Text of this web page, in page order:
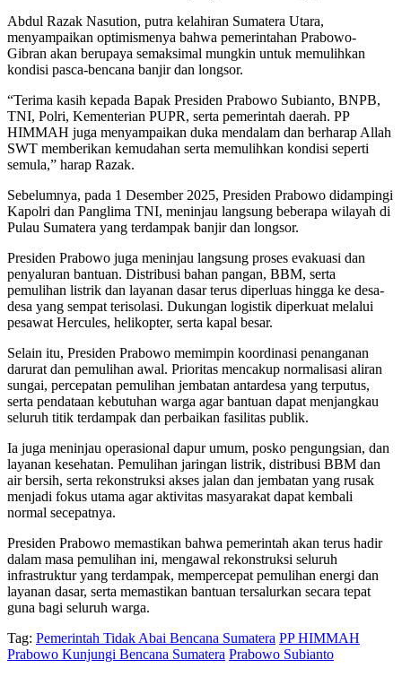
Abdul Razak Nasution, putra kelahiran Sumatera Utara,
menyampaikan optimismenya bahwa pemerintahan Prabowo-
Gibran akan berupaya semaksimal mungkin untuk memulihkan
kondisi pasca-bencana banjir dan longsor.
“Terima kasih kepada Bapak Presiden Prabowo Subianto, BNPB,
TNI, Polri, Kementerian PUPR, serta pemerintah daerah. PP
HIMMAH juga menyampaikan duka mendalam dan berharap Allah
SWT memberikan kemudahan serta memulihkan kondisi seperti
semula,” harap Razak.
Sebelumnya, pada 1 Desember 2025, Presiden Prabowo didampingi
Kapolri dan Panglima TNI, meninjau langsung beberapa wilayah di
Pulau Sumatera yang terdampak banjir dan longsor.
Presiden Prabowo juga meninjau langsung proses evakuasi dan
penyaluran bantuan. Distribusi bahan pangan, BBM, serta
pemulihan listrik dan layanan dasar terus diperluas hingga ke desa-
desa yang sempat terisolasi. Dukungan logistik diperkuat melalui
pesawat Hercules, helikopter, serta kapal besar.
Selain itu, Presiden Prabowo memimpin koordinasi penanganan
darurat dan pemulihan awal. Prioritas mencakup normalisasi aliran
sungai, percepatan pemulihan jembatan antardesa yang terputus,
serta pendataan kebutuhan warga agar bantuan dapat menjangkau
seluruh titik terdampak dan perbaikan fasilitas publik.
Ia juga meninjau operasional dapur umum, posko pengungsian, dan
layanan kesehatan. Pemulihan jaringan listrik, distribusi BBM dan
air bersih, serta rekonstruksi akses jalan dan jembatan yang rusak
menjadi fokus utama agar aktivitas masyarakat dapat kembali
normal secepatnya.
Presiden Prabowo memastikan bahwa pemerintah akan terus hadir
dalam masa pemulihan ini, mengawal rekonstruksi seluruh
infrastruktur yang terdampak, mempercepat pemulihan energi dan
layanan dasar, serta memastikan bantuan tersalurkan secara tepat
guna bagi seluruh warga.
Tag: Pemerintah Tidak Abai Bencana Sumatera PP HIMMAH
Prabowo Kunjungi Bencana Sumatera Prabowo Subianto